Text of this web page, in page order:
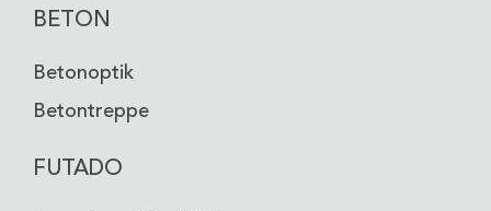
BETON
Betonoptik
Betontreppe
FUTADO